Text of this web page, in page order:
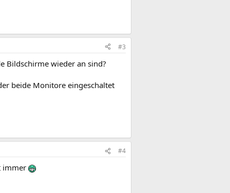
#3
Bildschirme wieder an sind?
beide Monitore eingeschaltet
#4
immer